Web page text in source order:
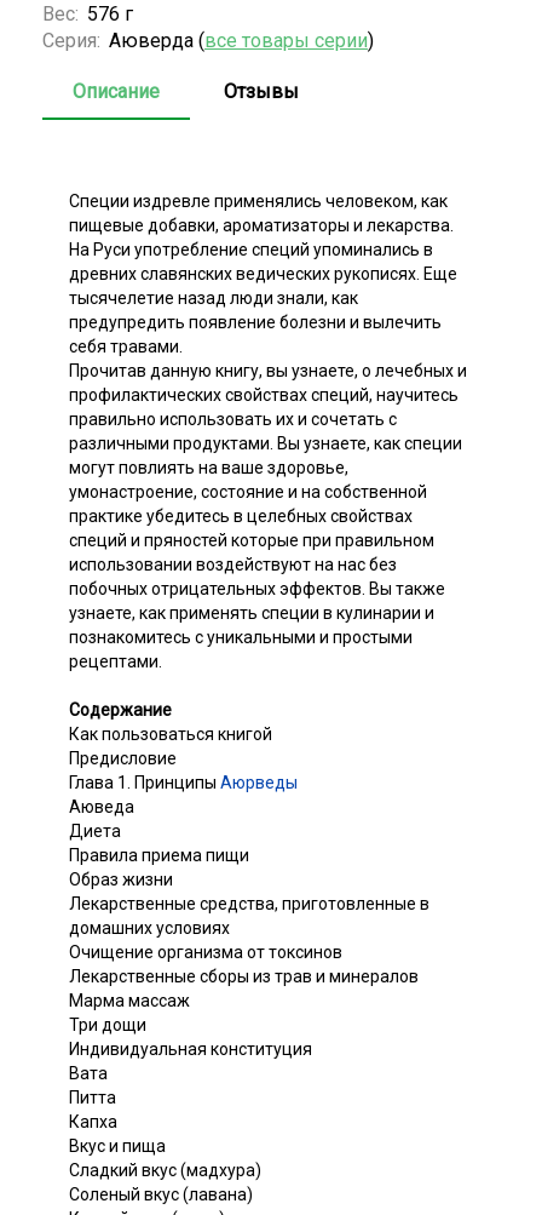
Вес: 576 г
Серия: Аюверда (все товары серии)
Описание Отзывы
Специи издревле применялись человеком, как
пищевые добавки, ароматизаторы и лекарства.
На Руси употребление специй упоминались в
древних славянских ведических рукописях. Еще
тысячелетие назад люди знали, как
предупредить появление болезни и вылечить
себя травами.
Прочитав данную книгу, вы узнаете, о лечебных и
профилактических свойствах специй, научитесь
правильно использовать их и сочетать с
различными продуктами. Вы узнаете, как специи
могут повлиять на ваше здоровье,
умонастроение, состояние и на собственной
практике убедитесь в целебных свойствах
специй и пряностей которые при правильном
использовании воздействуют на нас без
побочных отрицательных эффектов. Вы также
узнаете, как применять специи в кулинарии и
познакомитесь с уникальными и простыми
рецептами.
Содержание
Как пользоваться книгой
Предисловие
Глава 1. Принципы Аюрведы
Аюведа
Диета
Правила приема пищи
Образ жизни
Лекарственные средства, приготовленные в
домашних условиях
Очищение организма от токсинов
Лекарственные сборы из трав и минералов
Марма массаж
Три дощи
Индивидуальная конституция
Вата
Питта
Капха
Вкус и пища
Сладкий вкус (мадхура)
Соленый вкус (лавана)